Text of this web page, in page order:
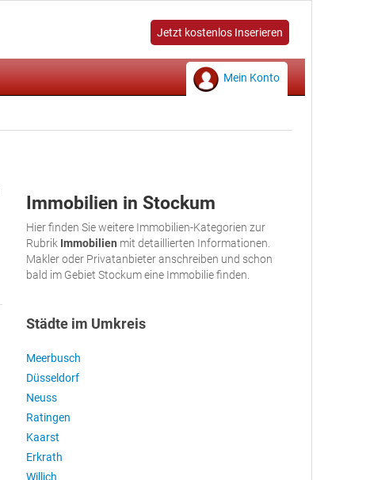
Jetzt kostenlos Inserieren
Mein Konto
Immobilien in Stockum
Hier finden Sie weitere Immobilien-Kategorien zur
Rubrik Immobilien mit detaillierten Informationen.
Makler oder Privatanbieter anschreiben und schon
bald im Gebiet Stockum eine Immobilie finden.
Städte im Umkreis
Meerbusch
Düsseldorf
Neuss
Ratingen
Kaarst
Erkrath
Willich